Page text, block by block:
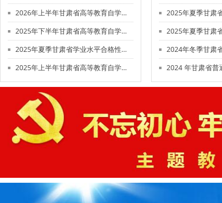
2026年上半年甘肃省高等教育自学考试报考简章
2025年下半年甘肃省高等教育自学考试报考简章
2025年夏季甘肃省学业水平合格性考试考生报名流程
2025年上半年甘肃省高等教育自学考试面向社会开考专业毕业初审公告